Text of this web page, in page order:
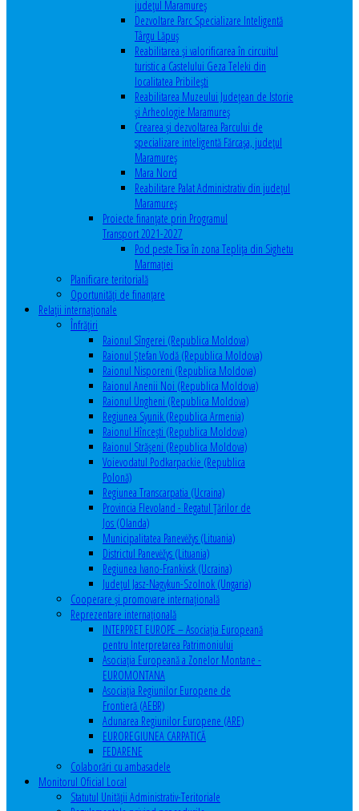
județul Maramureș
Dezvoltare Parc Specializare Inteligentă
Târgu Lăpuș
Reabilitarea și valorificarea în circuitul
turistic a Castelului Geza Teleki din
localitatea Pribilești
Reabilitarea Muzeului Județean de Istorie
și Arheologie Maramureș
Crearea și dezvoltarea Parcului de
specializare inteligentă Fărcașa, județul
Maramureș
Mara Nord
Reabilitare Palat Administrativ din județul
Maramureș
Proiecte finanțate prin Programul
Transport 2021-2027
Pod peste Tisa în zona Teplița din Sighetu
Marmației
Planificare teritorială
Oportunităţi de finanţare
Relaţii internaţionale
Înfrăţiri
Raionul Sîngerei (Republica Moldova)
Raionul Ștefan Vodă (Republica Moldova)
Raionul Nisporeni (Republica Moldova)
Raionul Anenii Noi (Republica Moldova)
Raionul Ungheni (Republica Moldova)
Regiunea Syunik (Republica Armenia)
Raionul Hîncești (Republica Moldova)
Raionul Străşeni (Republica Moldova)
Voievodatul Podkarpackie (Republica
Polonă)
Regiunea Transcarpatia (Ucraina)
Provincia Flevoland - Regatul Ţărilor de
Jos (Olanda)
Municipalitatea Panevėžys (Lituania)
Districtul Panevėžys (Lituania)
Regiunea Ivano-Frankivsk (Ucraina)
Judeţul Jasz-Nagykun-Szolnok (Ungaria)
Cooperare şi promovare internaţională
Reprezentare internaţională
INTERPRET EUROPE – Asociația Europeană
pentru Interpretarea Patrimoniului
Asociația Europeană a Zonelor Montane -
EUROMONTANA
Asociația Regiunilor Europene de
Frontieră (AEBR)
Adunarea Regiunilor Europene (ARE)
EUROREGIUNEA CARPATICĂ
FEDARENE
Colaborări cu ambasadele
Monitorul Oficial Local
Statutul Unităţii Administrativ-Teritoriale